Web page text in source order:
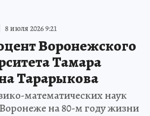
8 июля 2026 9:21
Воронежского
Тамара
Тарарыкова
математических наук
на 80-м году жизни